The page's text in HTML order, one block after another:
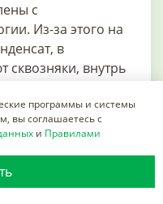
с
Из-за этого на
в
внутрь
плесень.
одно
программы и системы
вы соглашаетесь с
и Правилами